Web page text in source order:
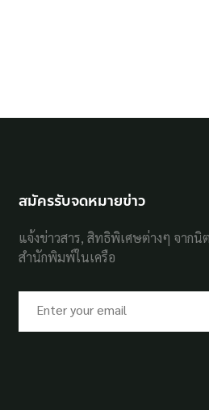
สมัครรับจดหมายข่าว
แจ้งข่าวสาร, สิทธิพิเศษต่างๆ จากนิ
สำนักพิมพ์ในเครือ